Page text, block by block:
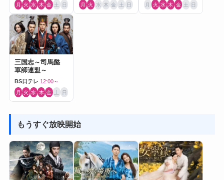
月 火 水 木 金 土 日 月 火 水 木 金 土 日 月 火 水 木 金 土 日
三国志～司馬懿
軍師連盟～
BS日テレ 12:00～
月 火 水 木 金 土 日
もうすぐ放映開始